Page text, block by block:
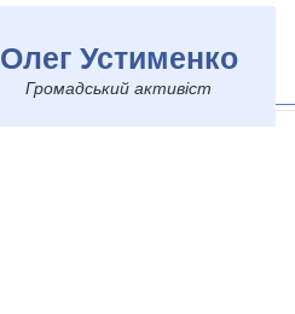
Олег Устименко
Громадський активіст